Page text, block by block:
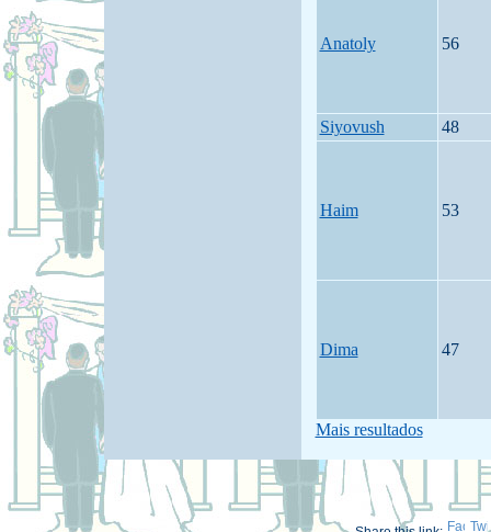
Anatoly 56
Siyovush 48
Haim 53
Dima 47
Mais resultados